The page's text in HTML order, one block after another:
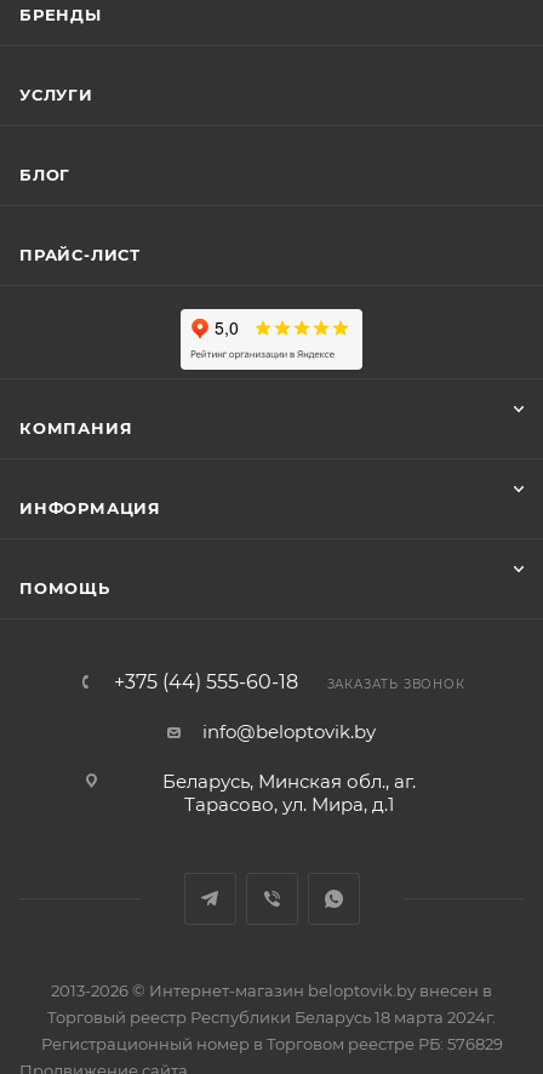
БРЕНДЫ
УСЛУГИ
БЛОГ
ПРАЙС-ЛИСТ
КОМПАНИЯ
ИНФОРМАЦИЯ
ПОМОЩЬ
+375 (44) 555-60-18 ЗАКАЗАТЬ ЗВОНОК
info@beloptovik.by
Беларусь, Минская обл., аг.
Тарасово, ул. Мира, д.1
2013-2026 © Интернет-магазин beloptovik.by внесен в
Торговый реестр Республики Беларусь 18 марта 2024г.
Регистрационный номер в Торговом реестре РБ: 576829